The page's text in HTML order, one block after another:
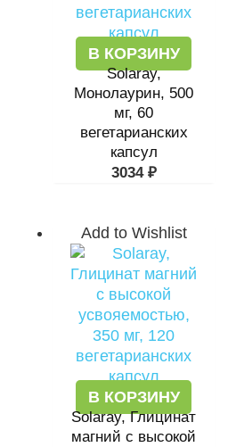
В КОРЗИНУ
Solaray,
Монолаурин, 500
мг, 60
вегетарианских
капсул
3034 ₽
Add to Wishlist
В КОРЗИНУ
Solaray, Глицинат
магний с высокой